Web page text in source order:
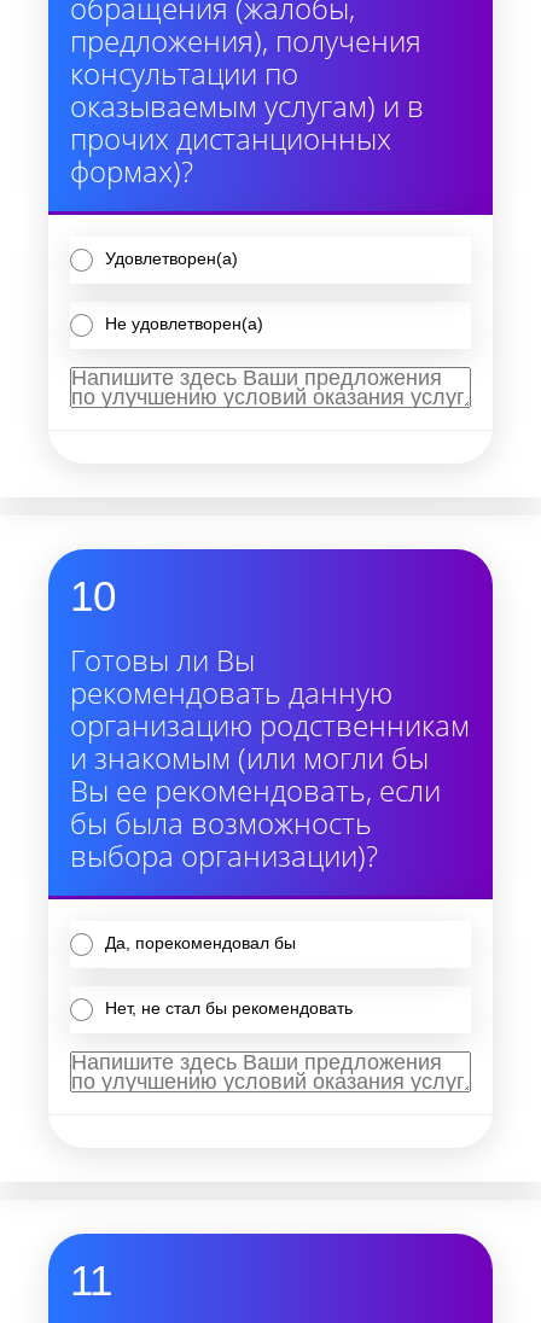
предложения), получения
консультации по
оказываемым услугам) и в
прочих дистанционных
формах)?
Удовлетворен(а)
Не удовлетворен(а)
10
Готовы ли Вы
рекомендовать данную
организацию родственникам
и знакомым (или могли бы
Вы ее рекомендовать, если
бы была возможность
выбора организации)?
Да, порекомендовал бы
Нет, не стал бы рекомендовать
11